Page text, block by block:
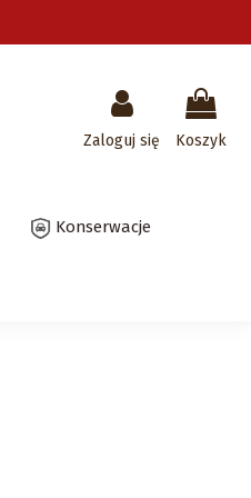
Zaloguj się Koszyk
Konserwacje